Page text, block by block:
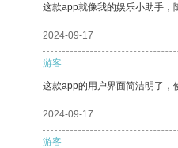
这款app就像我的娱乐小助手，
2024-09-17
游客
这款app的用户界面简洁明了，
2024-09-17
游客